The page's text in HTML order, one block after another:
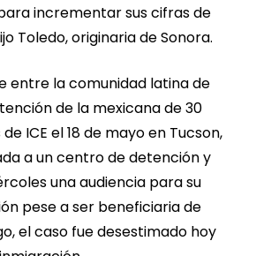
incrementar sus cifras de
Toledo, originaria de Sonora.
entre la comunidad latina de
de la mexicana de 30
ICE el 18 de mayo en Tucson,
a un centro de detención y
una audiencia para su
pese a ser beneficiaria de
el caso fue desestimado hoy